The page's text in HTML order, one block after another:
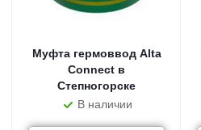
Муфта гермоввод Alta
Connect в
Степногорске
В наличии